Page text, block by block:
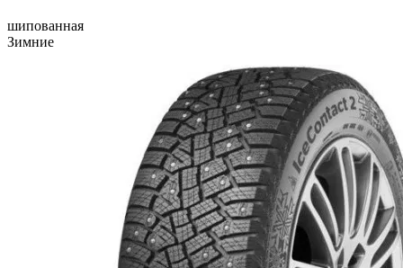
шипованная
Зимние